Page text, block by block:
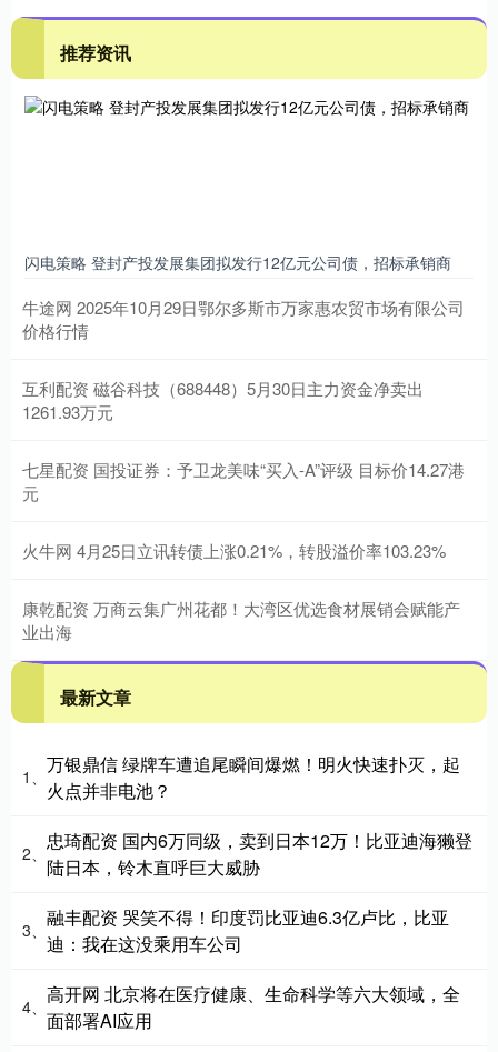
推荐资讯
闪电策略 登封产投发展集团拟发行12亿元公司债，招标承销商
牛途网 2025年10月29日鄂尔多斯市万家惠农贸市场有限公司
价格行情
互利配资 磁谷科技（688448）5月30日主力资金净卖出
1261.93万元
七星配资 国投证券：予卫龙美味“买入-A”评级 目标价14.27港
元
火牛网 4月25日立讯转债上涨0.21%，转股溢价率103.23%
康乾配资 万商云集广州花都！大湾区优选食材展销会赋能产
业出海
最新文章
1、
万银鼎信 绿牌车遭追尾瞬间爆燃！明火快速扑灭，起
火点并非电池？
2、
忠琦配资 国内6万同级，卖到日本12万！比亚迪海獭登
陆日本，铃木直呼巨大威胁
3、
融丰配资 哭笑不得！印度罚比亚迪6.3亿卢比，比亚
迪：我在这没乘用车公司
4、
高开网 北京将在医疗健康、生命科学等六大领域，全
面部署AI应用